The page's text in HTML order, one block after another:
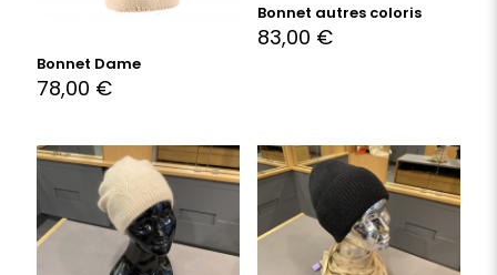
Bonnet Dame
78,00 €
Bonnet autres coloris
83,00 €